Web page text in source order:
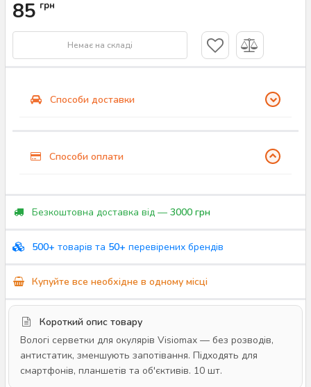
85 грн
Немає на складі
Способи доставки
Способи оплати
Безкоштовна доставка від — 3000 грн
500+ товарів та 50+ перевірених брендів
Купуйте все необхідне в одному місці
Короткий опис товару
Вологі серветки для окулярів Visiomax — без розводів,
антистатик, зменшують запотівання. Підходять для
смартфонів, планшетів та об'єктивів. 10 шт.